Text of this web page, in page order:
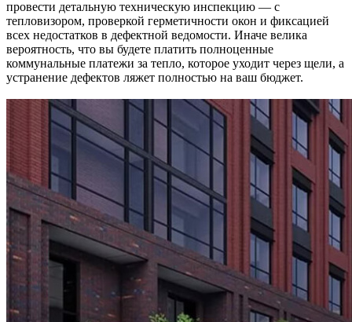
провести детальную техническую инспекцию — с
тепловизором, проверкой герметичности окон и фиксацией
всех недостатков в дефектной ведомости. Иначе велика
вероятность, что вы будете платить полноценные
коммунальные платежи за тепло, которое уходит через щели, а
устранение дефектов ляжет полностью на ваш бюджет.